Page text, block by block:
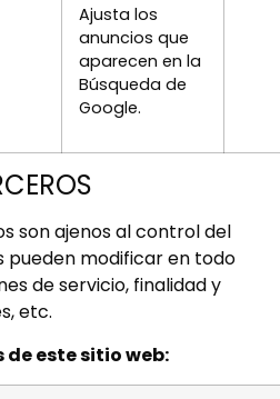
Ajusta los
anuncios que
aparecen en la
Búsqueda de
Google.
son ajenos al control del
pueden modificar en todo
de servicio, finalidad y
etc.
de este sitio web: